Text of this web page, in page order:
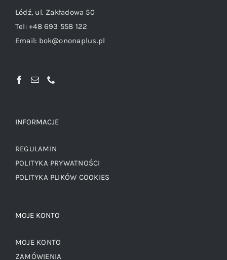
Łódź, ul. Zakładowa 50
Tel:+48 693 558 122
Email: bok@ononaplus.pl
INFORMACJE
REGULAMIN
POLITYKA PRYWATNOŚCI
POLITYKA PLIKÓW COOKIES
MOJE KONTO
MOJE KONTO
ZAMÓWIENIA